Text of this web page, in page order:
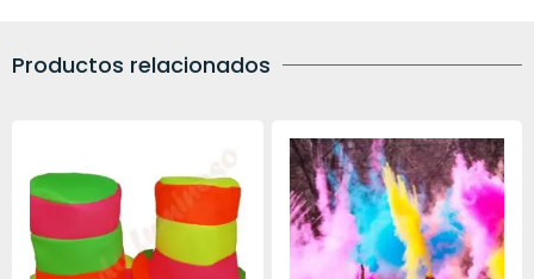
Productos relacionados